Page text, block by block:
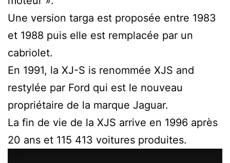
Une version targa est proposée entre 1983
et 1988 puis elle est remplacée par un
cabriolet.
En 1991, la XJ-S is renommée XJS and
restylée par Ford qui est le nouveau
propriétaire de la marque Jaguar.
La fin de vie de la XJS arrive en 1996 après
20 ans et 115 413 voitures produites.